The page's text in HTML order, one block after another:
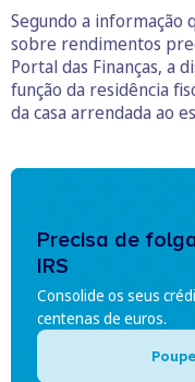
Segundo a informação
sobre rendimentos
Portal das Finanças, a
função da residência
da casa arrendada ao
Precisa de
IRS
Consolide os seus
centenas de euros.